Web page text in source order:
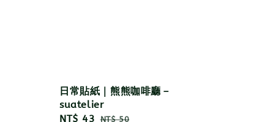
日常貼紙｜熊熊咖啡廳－
suatelier
Sale
NT$ 43 Regular
NT$ 50